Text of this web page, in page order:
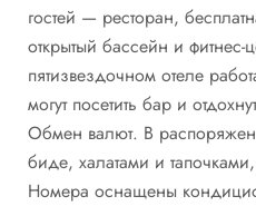
гостей — ресторан,
открытый бассейн и фитнес-
пятизвездочном отеле
могут посетить бар и
Обмен валют. В
биде, халатами и
Номера оснащены